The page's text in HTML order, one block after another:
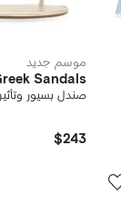
موسم جديد
Sandals
صندل بسيور
$243